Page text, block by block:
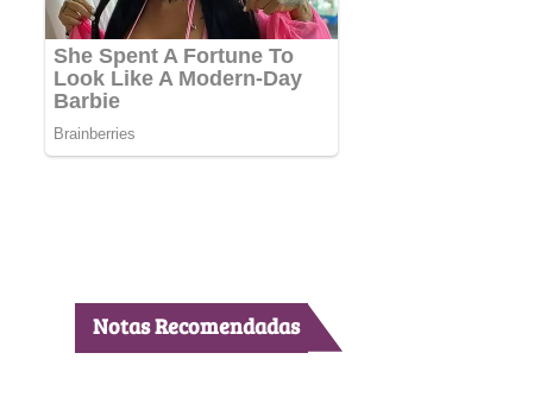
Notas Recomendadas